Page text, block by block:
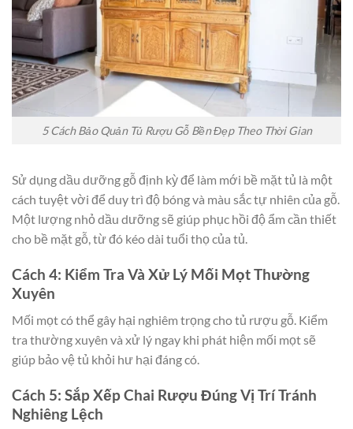
5 Cách Bảo Quản Tủ Rượu Gỗ Bền Đẹp Theo Thời Gian
Sử dụng dầu dưỡng gỗ định kỳ để làm mới bề mặt tủ là một
cách tuyệt vời để duy trì độ bóng và màu sắc tự nhiên của gỗ.
Một lượng nhỏ dầu dưỡng sẽ giúp phục hồi độ ẩm cần thiết
cho bề mặt gỗ, từ đó kéo dài tuổi thọ của tủ.
Cách 4: Kiểm Tra Và Xử Lý Mối Mọt Thường
Xuyên
Mối mọt có thể gây hại nghiêm trọng cho tủ rượu gỗ. Kiểm
tra thường xuyên và xử lý ngay khi phát hiện mối mọt sẽ
giúp bảo vệ tủ khỏi hư hại đáng có.
Cách 5: Sắp Xếp Chai Rượu Đúng Vị Trí Tránh
Nghiêng Lệch